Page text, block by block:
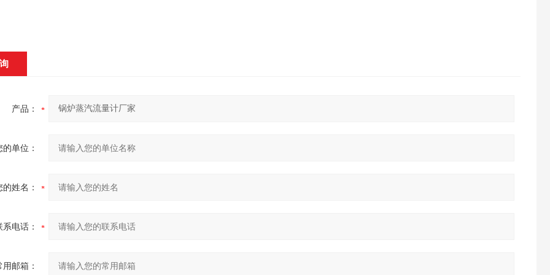
产品：
的单位：
的姓名：
系电话：
用邮箱：